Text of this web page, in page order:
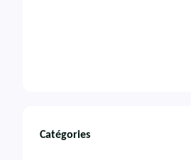
Catégories